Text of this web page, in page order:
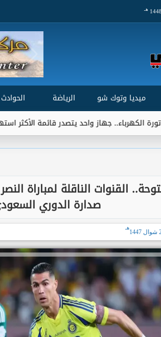
هـ
ميديا وتوك شو الرياضة الحوادث
موجة يتصدر قائمة الأكثر استهلاكًا للطاقة
القنوات الناقلة لمباراة
صدارة الدوري
هـ